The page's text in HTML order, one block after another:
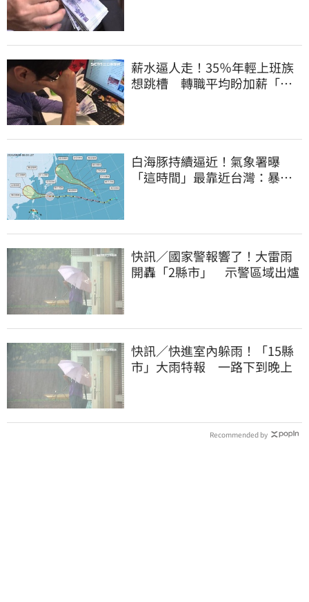
薪水逼人走！35％年輕上班族
想跳槽 轉職平均盼加薪「破
白海豚持續逼近！氣象署曝
「這時間」最靠近台灣：暴風
快訊／國家警報響了！大雷雨
開轟「2縣市」 示警區域出爐
快訊／快進室內躲雨！「15縣
市」大雨特報 一路下到晚上
Recommended by